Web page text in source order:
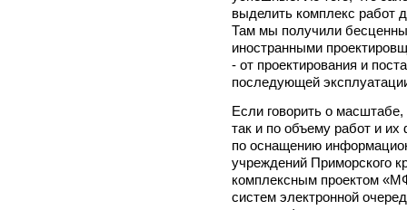
выделить комплекс работ
Там мы получили
иностранными
- от проектирования и
последующей
Если говорить о
так и по объему работ и
по оснащению
учреждений Приморского
комплексным проектом
систем электронной